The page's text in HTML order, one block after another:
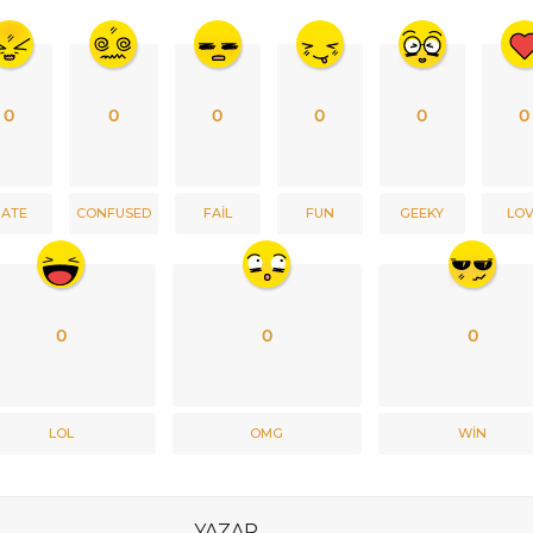
0 0
CONFUSED
0
FAIL
0
FUN
0
GEEKY
0
0
LOL
0
OMG
0
WIN